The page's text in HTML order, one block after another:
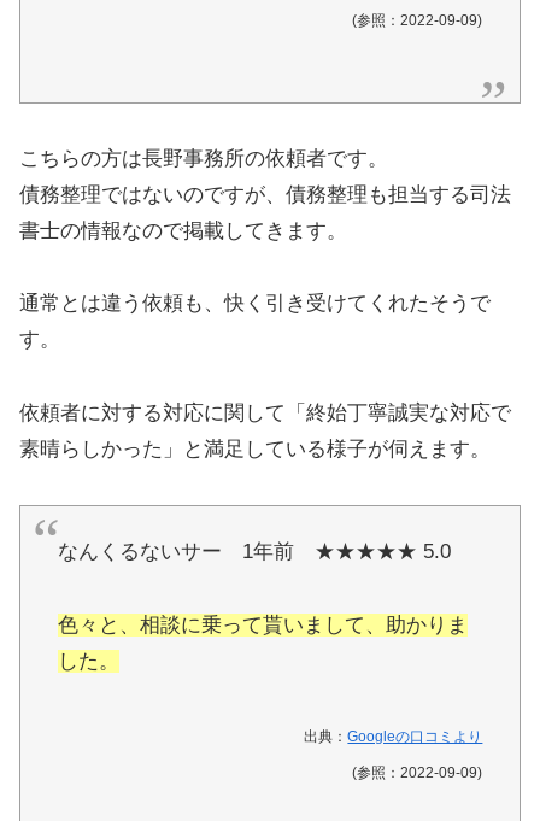
(参照：2022-09-09)
こちらの方は長野事務所の依頼者です。
債務整理ではないのですが、債務整理も担当する司法
書士の情報なので掲載してきます。
通常とは違う依頼も、快く引き受けてくれたそうで
す。
依頼者に対する対応に関して「終始丁寧誠実な対応で
素晴らしかった」と満足している様子が伺えます。
なんくるないサー 1年前 ★★★★★ 5.0
色々と、相談に乗って貰いまして、助かりま
した。
出典：Googleの口コミより
(参照：2022-09-09)